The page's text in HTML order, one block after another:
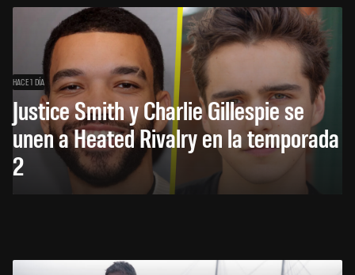
HACE 1 DÍA
Justice Smith y Charlie Gillespie se
unen a Heated Rivalry en la temporada
2